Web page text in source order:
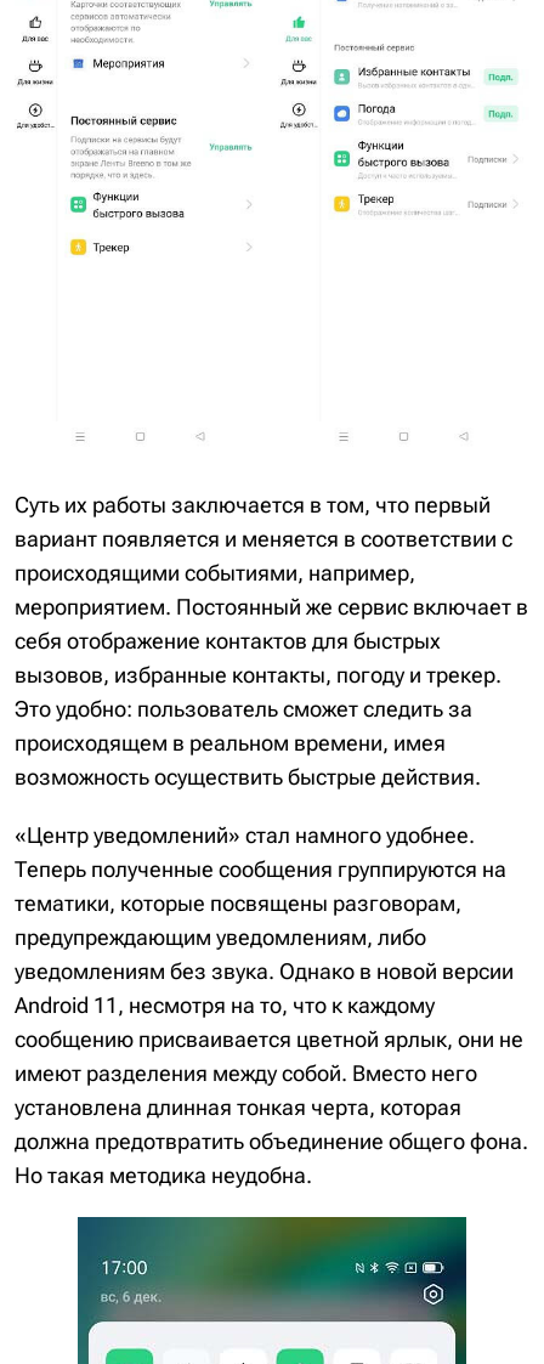
Суть их работы заключается в том, что первый
вариант появляется и меняется в соответствии с
происходящими событиями, например,
мероприятием. Постоянный же сервис включает в
себя отображение контактов для быстрых
вызовов, избранные контакты, погоду и трекер.
Это удобно: пользователь сможет следить за
происходящем в реальном времени, имея
возможность осуществить быстрые действия.
«Центр уведомлений» стал намного удобнее.
Теперь полученные сообщения группируются на
тематики, которые посвящены разговорам,
предупреждающим уведомлениям, либо
уведомлениям без звука. Однако в новой версии
Android 11, несмотря на то, что к каждому
сообщению присваивается цветной ярлык, они не
имеют разделения между собой. Вместо него
установлена длинная тонкая черта, которая
должна предотвратить объединение общего фона.
Но такая методика неудобна.